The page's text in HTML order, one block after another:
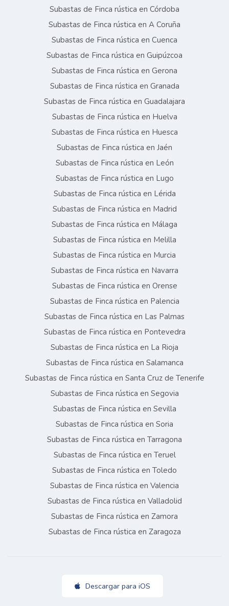
Subastas de Finca rústica en Córdoba
Subastas de Finca rústica en A Coruña
Subastas de Finca rústica en Cuenca
Subastas de Finca rústica en Guipúzcoa
Subastas de Finca rústica en Gerona
Subastas de Finca rústica en Granada
Subastas de Finca rústica en Guadalajara
Subastas de Finca rústica en Huelva
Subastas de Finca rústica en Huesca
Subastas de Finca rústica en Jaén
Subastas de Finca rústica en León
Subastas de Finca rústica en Lugo
Subastas de Finca rústica en Lérida
Subastas de Finca rústica en Madrid
Subastas de Finca rústica en Málaga
Subastas de Finca rústica en Melilla
Subastas de Finca rústica en Murcia
Subastas de Finca rústica en Navarra
Subastas de Finca rústica en Orense
Subastas de Finca rústica en Palencia
Subastas de Finca rústica en Las Palmas
Subastas de Finca rústica en Pontevedra
Subastas de Finca rústica en La Rioja
Subastas de Finca rústica en Salamanca
Subastas de Finca rústica en Santa Cruz de Tenerife
Subastas de Finca rústica en Segovia
Subastas de Finca rústica en Sevilla
Subastas de Finca rústica en Soria
Subastas de Finca rústica en Tarragona
Subastas de Finca rústica en Teruel
Subastas de Finca rústica en Toledo
Subastas de Finca rústica en Valencia
Subastas de Finca rústica en Valladolid
Subastas de Finca rústica en Zamora
Subastas de Finca rústica en Zaragoza
Descargar para iOS